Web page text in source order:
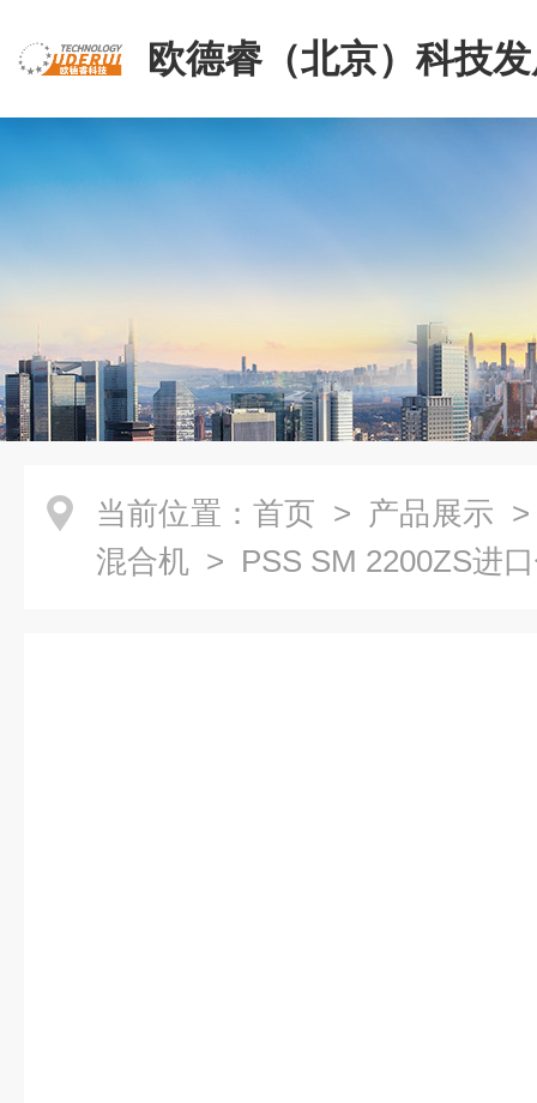
欧德睿（北京）科技
公司
当前位置： 首页 > 产品展示
混合机 > PSS SM 2200ZS进